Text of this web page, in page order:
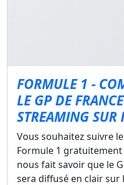
FORMULE 1 -
LE GP DE
STREAMING SUR
Vous souhaitez suivre
Formule 1 gratuitement
nous fait savoir que le
sera diffusé en clair sur